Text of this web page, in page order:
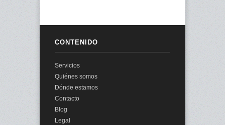
CONTENIDO
Servicios
Quiénes somos
Dónde estamos
Contacto
Blog
Legal